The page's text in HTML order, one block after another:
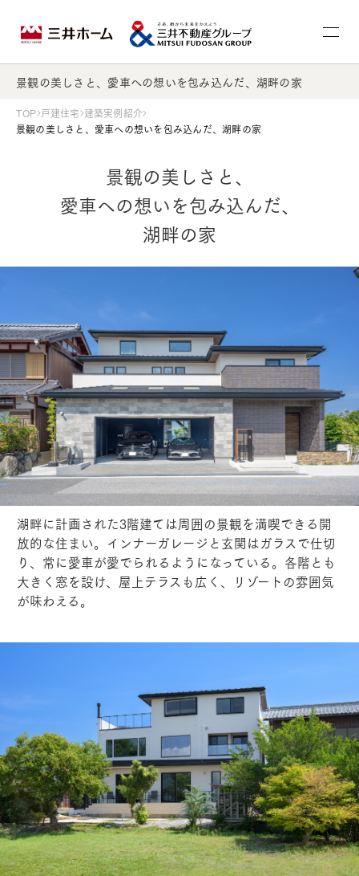
景観の美しさと、愛車への想いを包み込んだ、湖畔の家
TOP 戸建住宅 建築実例紹介
景観の美しさと、愛車への想いを包み込んだ、湖畔の家
景観の美しさと、
愛車への想いを包み込んだ、
湖畔の家
湖畔に計画された3階建ては周囲の景観を満喫できる開
放的な住まい。インナーガレージと玄関はガラスで仕切
り、常に愛車が愛でられるようになっている。各階とも
大きく窓を設け、屋上テラスも広く、リゾートの雰囲気
が味わえる。